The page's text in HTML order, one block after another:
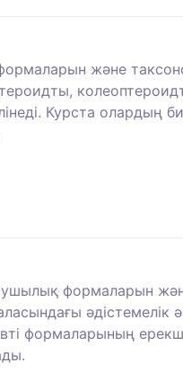
және
Курста олардың
формаларын
әдістемелік
формаларының